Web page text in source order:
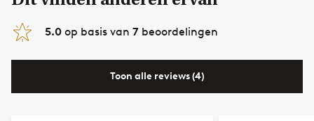
5.0 op basis van 7 beoordelingen
Toon alle reviews (4)